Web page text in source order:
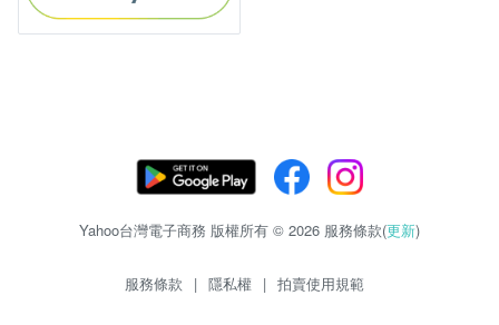
Yahoo台灣電子商務 版權所有 © 2026 服務條款(更新)
服務條款 | 隱私權 | 拍賣使用規範